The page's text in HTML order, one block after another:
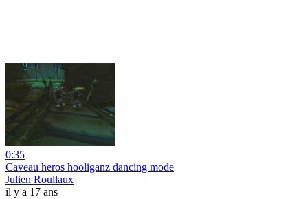
0:35
Caveau heros hooliganz dancing mode
Julien Roullaux
il y a 17 ans